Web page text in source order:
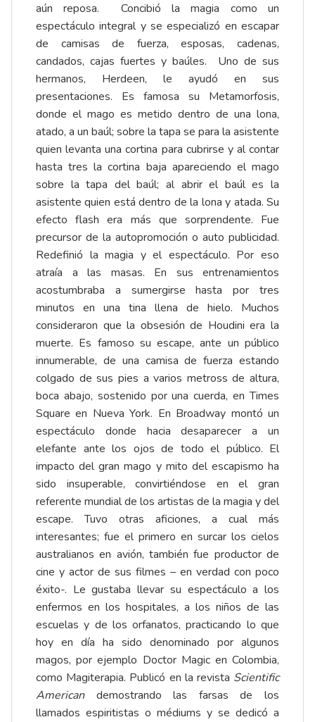
aún reposa. Concibió la magia como un
espectáculo integral y se especializó en escapar
de camisas de fuerza, esposas, cadenas,
candados, cajas fuertes y baúles. Uno de sus
hermanos, Herdeen, le ayudó en sus
presentaciones. Es famosa su Metamorfosis,
donde el mago es metido dentro de una lona,
atado, a un baúl; sobre la tapa se para la asistente
quien levanta una cortina para cubrirse y al contar
hasta tres la cortina baja apareciendo el mago
sobre la tapa del baúl; al abrir el baúl es la
asistente quien está dentro de la lona y atada. Su
efecto flash era más que sorprendente. Fue
precursor de la autopromoción o auto publicidad.
Redefinió la magia y el espectáculo. Por eso
atraía a las masas. En sus entrenamientos
acostumbraba a sumergirse hasta por tres
minutos en una tina llena de hielo. Muchos
consideraron que la obsesión de Houdini era la
muerte. Es famoso su escape, ante un público
innumerable, de una camisa de fuerza estando
colgado de sus pies a varios metross de altura,
boca abajo, sostenido por una cuerda, en Times
Square en Nueva York. En Broadway montó un
espectáculo donde hacia desaparecer a un
elefante ante los ojos de todo el público. El
impacto del gran mago y mito del escapismo ha
sido insuperable, convirtiéndose en el gran
referente mundial de los artistas de la magia y del
escape. Tuvo otras aficiones, a cual más
interesantes; fue el primero en surcar los cielos
australianos en avión, también fue productor de
cine y actor de sus filmes – en verdad con poco
éxito-. Le gustaba llevar su espectáculo a los
enfermos en los hospitales, a los niños de las
escuelas y de los orfanatos, practicando lo que
hoy en día ha sido denominado por algunos
magos, por ejemplo Doctor Magic en Colombia,
como Magiterapia. Publicó en la revista Scientific
American demostrando las farsas de los
llamados espiritistas o médiums y se dedicó a